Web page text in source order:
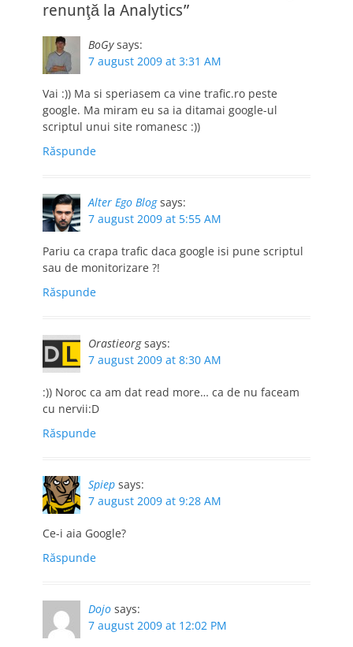
renunţă la Analytics”
BoGy says:
7 august 2009 at 3:31 AM
Vai :)) Ma si speriasem ca vine trafic.ro peste
google. Ma miram eu sa ia ditamai google-ul
scriptul unui site romanesc :))
Răspunde
Alter Ego Blog says:
7 august 2009 at 5:55 AM
Pariu ca crapa trafic daca google isi pune scriptul
sau de monitorizare ?!
Răspunde
Orastieorg says:
7 august 2009 at 8:30 AM
:)) Noroc ca am dat read more… ca de nu faceam
cu nervii:D
Răspunde
Spiep says:
7 august 2009 at 9:28 AM
Ce-i aia Google?
Răspunde
Dojo says:
7 august 2009 at 12:02 PM